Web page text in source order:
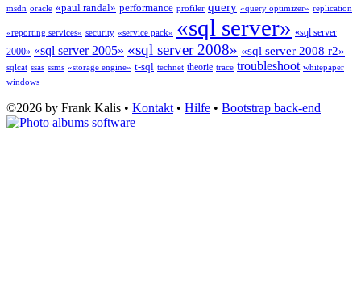
msdn oracle «paul randal» performance profiler query «query optimizer» replication
«reporting services» security «service pack» «sql server» «sql server
2000» «sql server 2005» «sql server 2008» «sql server 2008 r2»
sqlcat ssas ssms «storage engine» t-sql technet theorie trace troubleshoot whitepaper
windows
©2026 by Frank Kalis • Kontakt • Hilfe • Bootstrap back-end